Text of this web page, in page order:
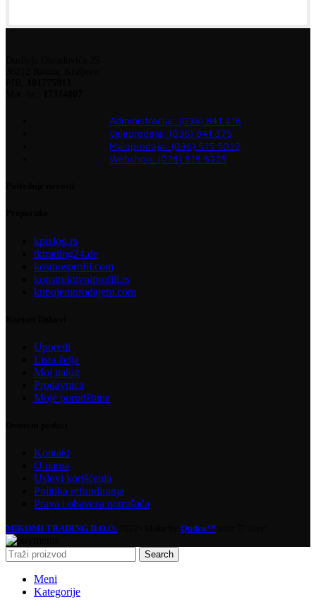
Administracija: (036) 841 216
Veleprodaja: (036) 841 375
Maloprodaja: (036) 515 5022
Webshop: (036) 515 5225
kpizlog.rs
tktrading24.de
kosmosprofil.com
konstruktivniprofili.rs
kupujemprodajem.com
Uporedi
Lista želja
Moj nalog
Prodavnica
Moje porudžbine
Kontakt
O nama
Uslovi korišćenja
Politika refundiranja
Prava i obaveza potrošača
MIKOMI TRADING D.O.O. Qudra™
Search
Meni
Kategorije